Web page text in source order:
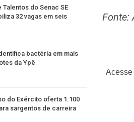
Talentos do Senac SE
32 vagas em seis
bactéria em mais
da Ypê
do Exército oferta 1.100
sargentos de carreira
Fonte:
Acesse